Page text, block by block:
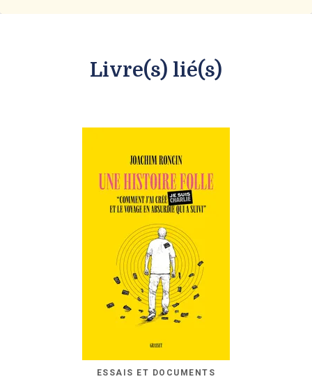
Livre(s) lié(s)
ESSAIS ET DOCUMENTS